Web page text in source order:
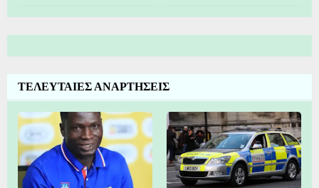
ΤΕΛΕΥΤΑΙΕΣ ΑΝΑΡΤΗΣΕΙΣ